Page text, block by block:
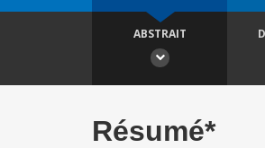
ABSTRAIT
Résumé*